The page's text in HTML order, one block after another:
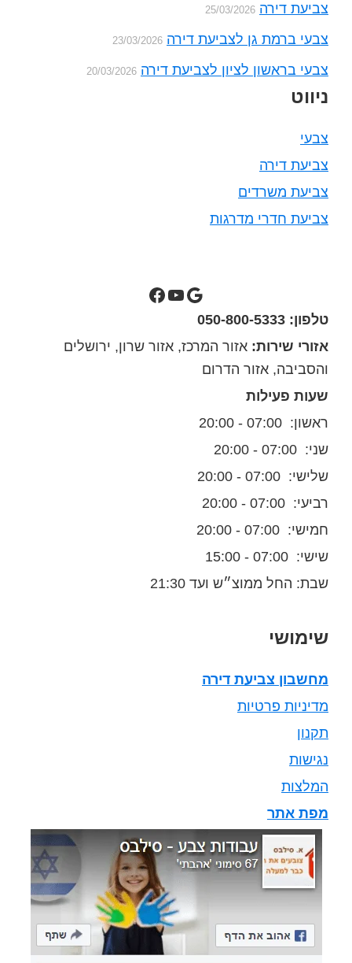
צביעת דירה 25/03/2026
צבעי ברמת גן לצביעת דירה 23/03/2026
צבעי בראשון לציון לצביעת דירה 20/03/2026
ניווט
צבעי
צביעת דירה
צביעת משרדים
צביעת חדרי מדרגות
סילבס צבעים בגוגל מפות
ערוץ יוטיוב של סילבס צבעיםסילבס צבעים בפייסבוק
טלפון: 050-800-5333
אזורי שירות: אזור המרכז, אזור שרון, ירושלים
והסביבה, אזור הדרום
שעות פעילות
ראשון: 07:00 - 20:00
שני: 07:00 - 20:00
שלישי: 07:00 - 20:00
רביעי: 07:00 - 20:00
חמישי: 07:00 - 20:00
שישי: 07:00 - 15:00
שבת: החל ממוצ״ש ועד 21:30
שימושי
מחשבון צביעת דירה
מדיניות פרטיות
תקנון
נגישות
המלצות
מפת אתר